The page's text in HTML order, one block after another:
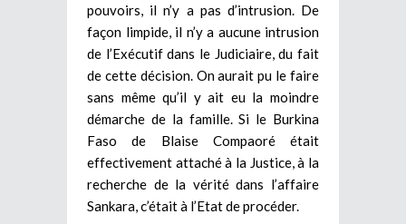
pouvoirs, il n’y a pas d’intrusion. De
façon limpide, il n’y a aucune intrusion
de l’Exécutif dans le Judiciaire, du fait
de cette décision. On aurait pu le faire
sans même qu’il y ait eu la moindre
démarche de la famille. Si le Burkina
Faso de Blaise Compaoré était
effectivement attaché à la Justice, à la
recherche de la vérité dans l’affaire
Sankara, c’était à l’Etat de procéder.